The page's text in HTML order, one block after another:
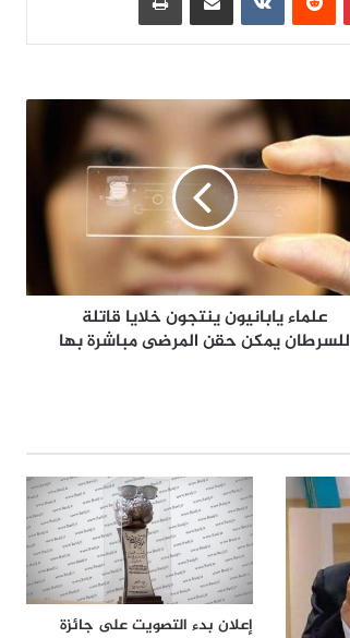
علماء يابانيون ينتجون خلايا قاتلة
للسرطان يمكن حقن المرضى مباشرة بها
إعلان بدء التصويت على جائزة